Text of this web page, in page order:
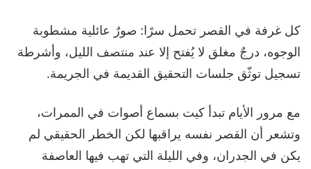
كل غرفة في القصر تحمل سرًا: صورٌ عائلية مشطوبة
الوجوه، درجٌ مغلق لا يُفتح إلا عند منتصف الليل، وأشرطة
تسجيل توثّق جلسات التحقيق القديمة في الجريمة.
مع مرور الأيام تبدأ كيت بسماع أصوات في الممرات،
وتشعر أن القصر نفسه يراقبها لكن الخطر الحقيقي لم
يكن في الجدران، وفي الليلة التي تهب فيها العاصفة